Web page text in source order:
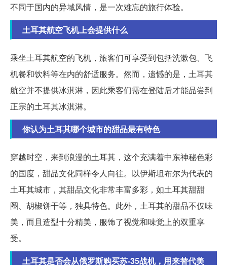
不同于国内的异域风情，是一次难忘的旅行体验。
土耳其航空飞机上会提供什么
乘坐土耳其航空的飞机，旅客们可享受到包括洗漱包、飞
机餐和饮料等在内的舒适服务。然而，遗憾的是，土耳其
航空并不提供冰淇淋，因此乘客们需在登陆后才能品尝到
正宗的土耳其冰淇淋。
你认为土耳其哪个城市的甜品最有特色
穿越时空，来到浪漫的土耳其，这个充满着中东神秘色彩
的国度，甜品文化同样令人向往。以伊斯坦布尔为代表的
土耳其城市，其甜品文化非常丰富多彩，如土耳其甜甜
圈、胡椒饼干等，独具特色。此外，土耳其的甜品不仅味
美，而且造型十分精美，服饰了视觉和味觉上的双重享
受。
土耳其是否会从俄罗斯购买苏-35战机，用来替代美